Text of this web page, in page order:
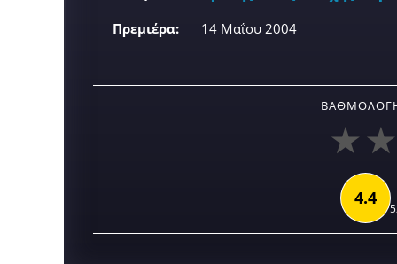
Πρεμιέρα:
14 Μαΐου 2004
4.4